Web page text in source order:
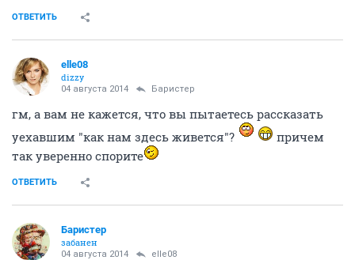
ОТВЕТИТЬ
elle08
dizzy
04 августа 2014 Баристер
гм, а вам не кажется, что вы пытаетесь рассказать
уехавшим "как нам здесь живется"?
причем
так уверенно спорите
ОТВЕТИТЬ
Баристер
забанен
04 августа 2014 elle08